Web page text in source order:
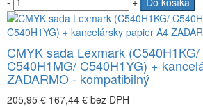
CMYK sada Lexmark
C540H1MG/ C540H1YG) +
ZADARMO - kompatibilný
205,95 € 167,44 € bez DPH